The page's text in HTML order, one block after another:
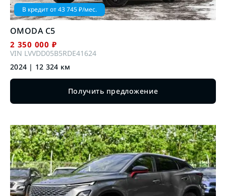
В кредит от43 745₽/мес.
OMODA C5
2 350 000 ₽
VIN LVVDD05B5RDE41624
2024 | 12 324 км
Получить предложение